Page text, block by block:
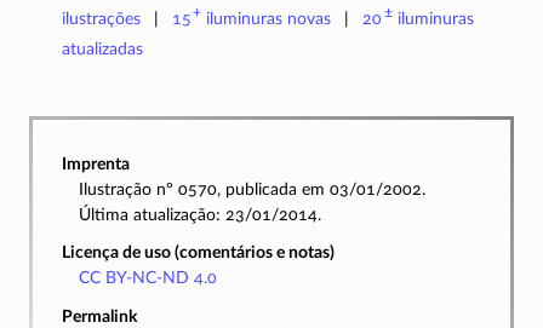
ilustrações
15+ iluminuras novas 20±iluminuras
atualizadas
Imprenta
Ilustração nº 0570, publicada em 03/01/2002.
Última atualização: 23/01/2014.
Licença de uso (comentários e notas)
CC BY-NC-ND 4.0
Permalink